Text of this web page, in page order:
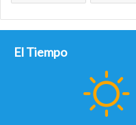
El Tiempo